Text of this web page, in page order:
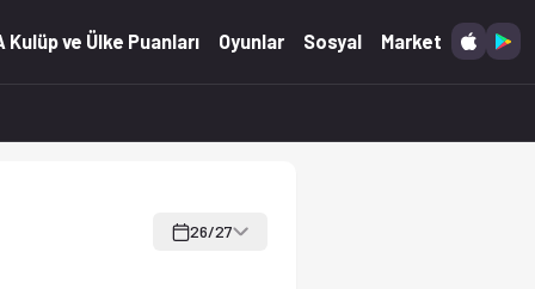
Kulüp ve Ülke Puanları Oyunlar Sosyal Market
26/27